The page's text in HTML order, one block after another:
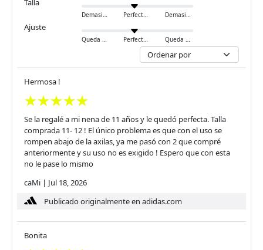
Talla
Demasiado pequeño Perfecto Demasiado grande
Ajuste
Queda ajustado Perfecto Queda holgado
Hermosa !
Se la regalé a mi nena de 11 años y le quedó perfecta. Talla
comprada 11- 12 ! El único problema es que con el uso se
rompen abajo de la axilas, ya me pasó con 2 que compré
anteriormente y su uso no es exigido ! Espero que con esta
no le pase lo mismo
caMi | Jul 18, 2026
Publicado originalmente en adidas.com
Bonita